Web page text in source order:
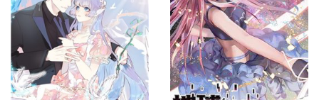
Chapter 30 14/04/2026
Chapter 29 14/04/2026